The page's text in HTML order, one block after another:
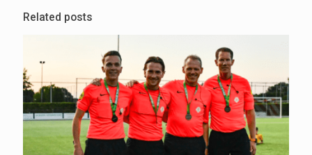
Related posts